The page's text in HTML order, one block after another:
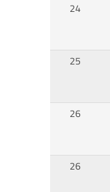
24
25
26
26